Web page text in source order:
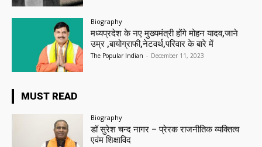
Biography
मध्यप्रदेश के नए मुख्यमंत्री होंगे मोहन यादव,जाने
उम्र ,बायोग्राफी,नेटवर्थ,परिवार के बारे में
The Popular Indian - December 11, 2023
MUST READ
Biography
डॉ सुरेश चन्द नागर – प्रेरक राजनीतिक व्यक्तित्व
एवंम शिक्षाविद